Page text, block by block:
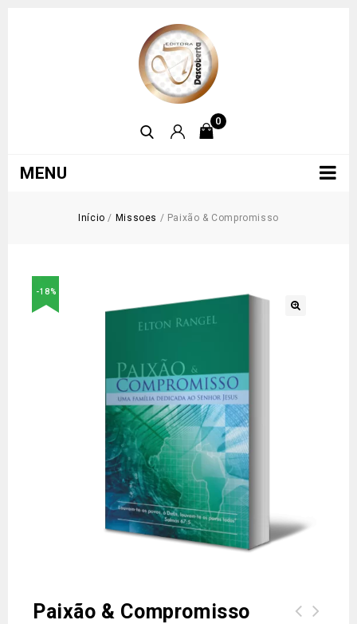
0
MENU
Início / Missoes / Paixão & Compromisso
-18%
Paixão & Compromisso